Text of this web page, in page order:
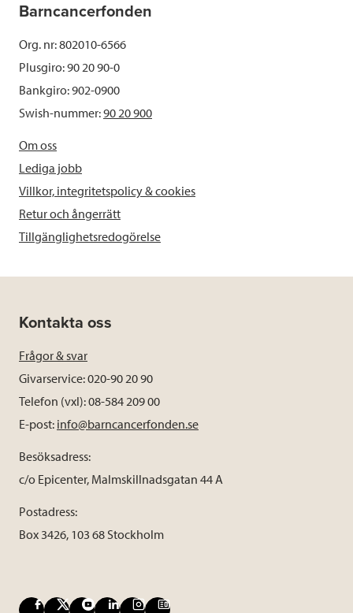
Barncancerfonden
Org. nr: 802010-6566
Plusgiro: 90 20 90-0
Bankgiro: 902-0900
Swish-nummer:90 20 900
Om oss
Lediga jobb
Villkor, integritetspolicy & cookies
Retur och ångerrätt
Tillgänglighetsredogörelse
Kontakta oss
Frågor & svar
Givarservice: 020-90 20 90
Telefon (vxl): 08-584 209 00
E-post: info@barncancerfonden.se
Besöksadress:
c/o Epicenter, Malmskillnadsgatan 44 A
Postadress:
Box 3426, 103 68 Stockholm
F X Y L I B